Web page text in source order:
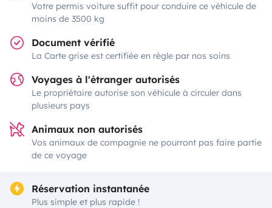
Votre permis voiture suffit pour conduire ce véhicule de
moins de 3500 kg
Document vérifié
La Carte grise est certifiée en règle par nos soins
Voyages à l'étranger autorisés
Le propriétaire autorise son véhicule à circuler dans
plusieurs pays
Animaux non autorisés
Vos animaux de compagnie ne pourront pas faire partie
de ce voyage
Réservation instantanée
Plus simple et plus rapide !